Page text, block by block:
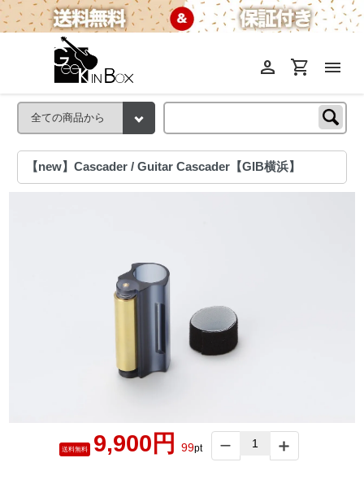
menu
shopping_cart
person
【new】Cascader / Guitar Cascader【GIB横浜】
送料無料 9,900円 99pt